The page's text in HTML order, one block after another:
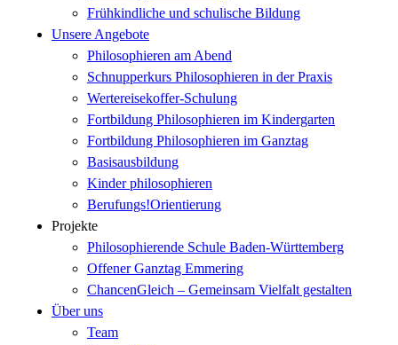
Frühkindliche und schulische Bildung
Unsere Angebote
Philosophieren am Abend
Schnupperkurs Philosophieren in der Praxis
Wertereisekoffer-Schulung
Fortbildung Philosophieren im Kindergarten
Fortbildung Philosophieren im Ganztag
Basisausbildung
Kinder philosophieren
Berufungs!Orientierung
Projekte
Philosophierende Schule Baden-Württemberg
Offener Ganztag Emmering
ChancenGleich – Gemeinsam Vielfalt gestalten
Über uns
Team